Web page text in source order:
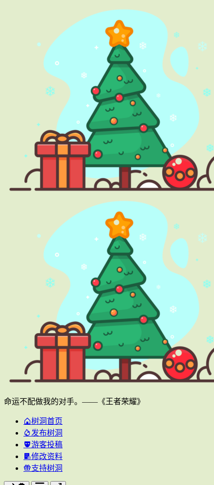
命运不配做我的对手。——《王者荣耀》
树洞首页
发布树洞
游客投稿
修改资料
支持树洞